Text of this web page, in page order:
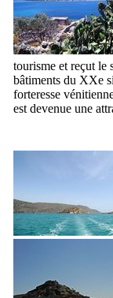
tourisme et reçut le
bâtiments du XXe
forteresse
est devenue une